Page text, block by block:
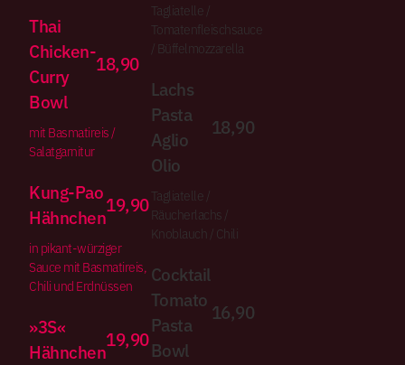
Thai
Chicken-
Curry
Bowl
18,90
mit Basmatireis /
Salatgarnitur
Kung-Pao
Hähnchen
19,90
in pikant-würziger
Sauce mit Basmatireis,
Chili und Erdnüssen
»3S«
Hähnchen
19,90
Tagliatelle /
Tomatenfleischsauce
/ Büffelmozzarella
Lachs
Pasta
Aglio
Olio
18,90
Tagliatelle /
Räucherlachs /
Knoblauch / Chili
Cocktail
Tomato
Pasta
Bowl
16,90